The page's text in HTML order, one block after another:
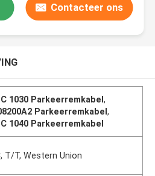
Contacteer ons
1030 Parkeerremkabel,
Parkeerremkabel,
1040 Parkeerremkabel
T/T, Western Union